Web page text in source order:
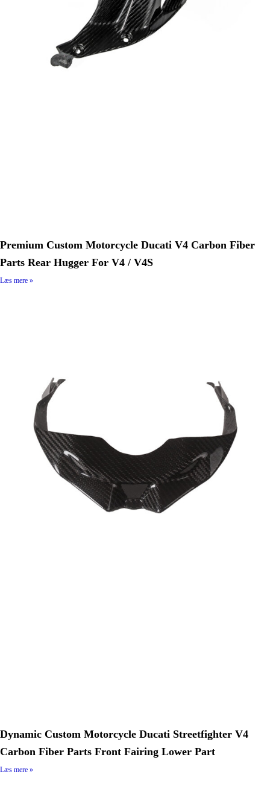
Premium Custom Motorcycle Ducati V4 Carbon Fiber
Parts Rear Hugger For V4 / V4S
Læs mere »
Dynamic Custom Motorcycle Ducati Streetfighter V4
Carbon Fiber Parts Front Fairing Lower Part
Læs mere »